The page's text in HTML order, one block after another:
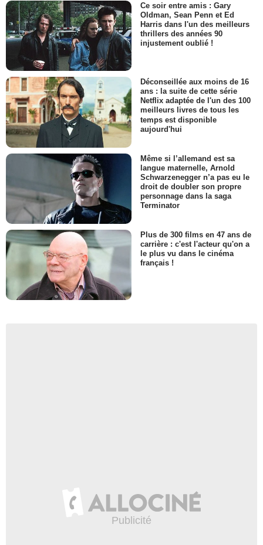
Ce soir entre amis : Gary
Oldman, Sean Penn et Ed
Harris dans l'un des meilleurs
thrillers des années 90
injustement oublié !
Déconseillée aux moins de 16
ans : la suite de cette série
Netflix adaptée de l'un des 100
meilleurs livres de tous les
temps est disponible
aujourd'hui
Même si l’allemand est sa
langue maternelle, Arnold
Schwarzenegger n’a pas eu le
droit de doubler son propre
personnage dans la saga
Terminator
Plus de 300 films en 47 ans de
carrière : c'est l'acteur qu'on a
le plus vu dans le cinéma
français !